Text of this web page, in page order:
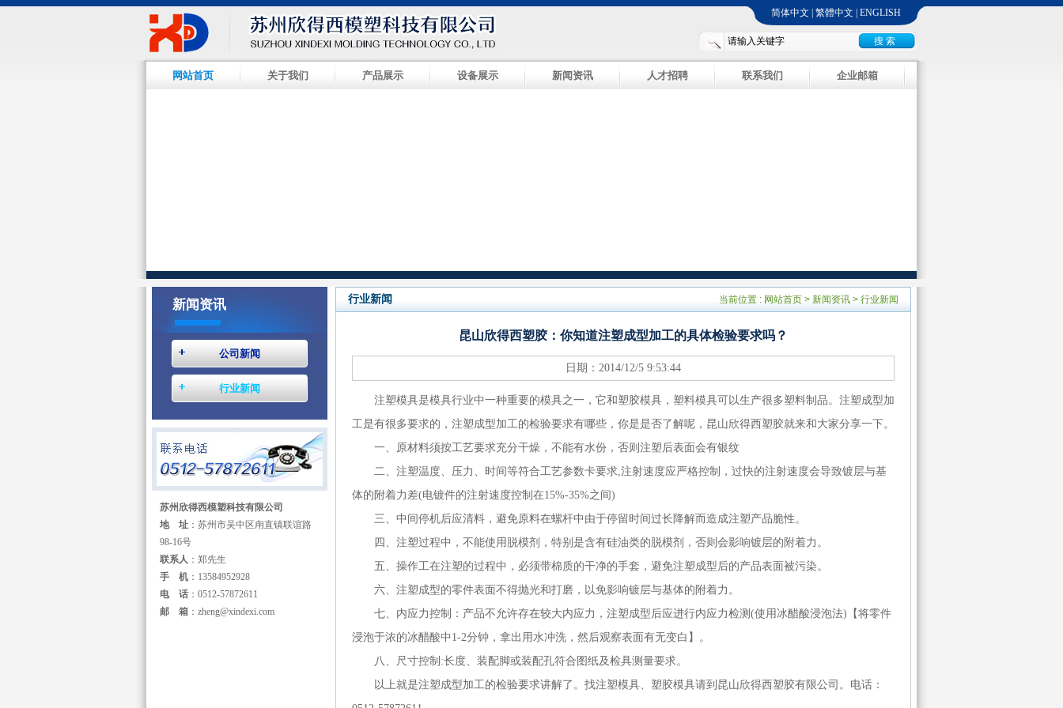
简体中文 繁體中文 ENGLISH
网站首页 关于我们 产品展示 设备展示 新闻资讯 人才招聘 联系我们 企业邮箱
新闻资讯
公司新闻
行业新闻
苏州欣得西模塑科技有限公司
地 址 ：苏州市吴中区甪直镇联谊路
98-16号
联系人 ：郑先生
手 机 ：13584952928
电 话 ：0512-57872611
邮 箱 ：zheng@xindexi.com
当前位置 : 网站首页 > 新闻资讯 > 行业新闻
行业新闻
昆山欣得西塑胶：你知道注塑成型加工的具体检验要求吗？
日期：2014/12/5 9:53:44
注塑模具是模具行业中一种重要的模具之一，它和塑胶模具，塑料模具可以生产很多塑料制品。注塑成型加
工是有很多要求的，注塑成型加工的检验要求有哪些，你是是否了解呢，昆山欣得西塑胶就来和大家分享一下。
一、原材料须按工艺要求充分干燥，不能有水份，否则注塑后表面会有银纹
二、注塑温度、压力、时间等符合工艺参数卡要求,注射速度应严格控制，过快的注射速度会导致镀层与基
体的附着力差(电镀件的注射速度控制在15%-35%之间)
三、中间停机后应清料，避免原料在螺杆中由于停留时间过长降解而造成注塑产品脆性。
四、注塑过程中，不能使用脱模剂，特别是含有硅油类的脱模剂，否则会影响镀层的附着力。
五、操作工在注塑的过程中，必须带棉质的干净的手套，避免注塑成型后的产品表面被污染。
六、注塑成型的零件表面不得抛光和打磨，以免影响镀层与基体的附着力。
七、内应力控制：产品不允许存在较大内应力，注塑成型后应进行内应力检测(使用冰醋酸浸泡法)【将零件
浸泡于浓的冰醋酸中1-2分钟，拿出用水冲洗，然后观察表面有无变白】。
八、尺寸控制:长度、装配脚或装配孔符合图纸及检具测量要求。
以上就是注塑成型加工的检验要求讲解了。找注塑模具、塑胶模具请到昆山欣得西塑胶有限公司。电话：